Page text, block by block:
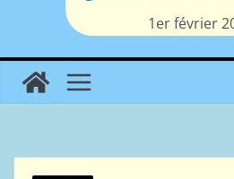
1er février